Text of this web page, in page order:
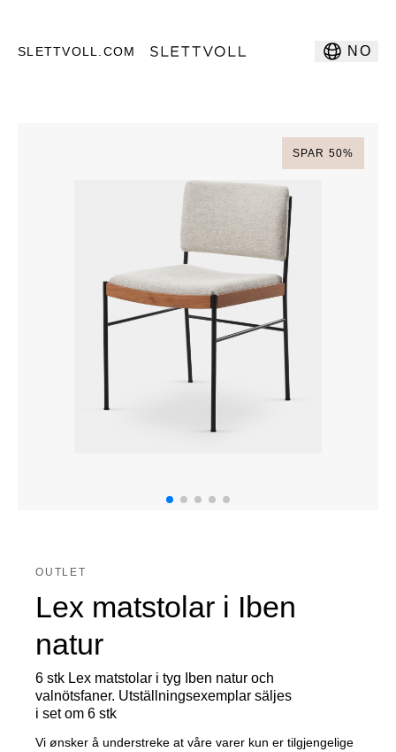
SLETTVOLL.COM NO
SPAR 50%
OUTLET
Lex matstolar i Iben
natur
6 stk Lex matstolar i tyg Iben natur och
valnötsfaner. Utställningsexemplar säljes
i set om 6 stk
Vi ønsker å understreke at våre varer kun er tilgjengelige